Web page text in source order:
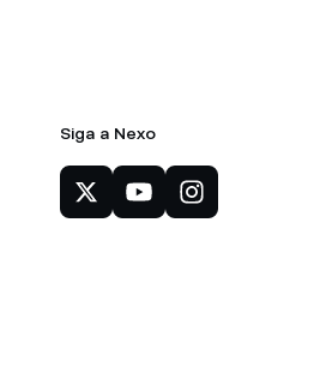
Siga a Nexo